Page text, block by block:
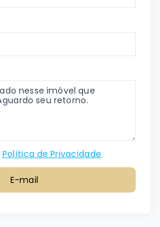
Política de Privacidade
E-mail